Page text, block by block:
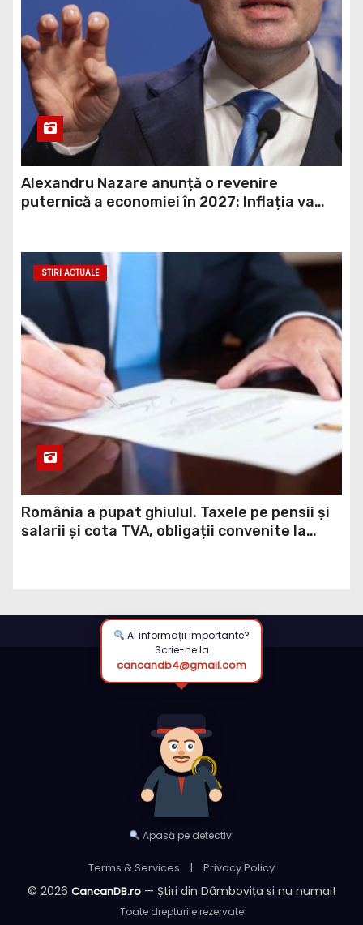
Alexandru Nazare anunță o revenire
puternică a economiei în 2027: Inflația va
STIRI ACTUALE
România a pupat ghiulul. Taxele pe pensii și
salarii și cota TVA, obligații convenite la
Ai informații importante?
Scrie-ne la
cancandb4@gmail.com
Apasă pe detectiv!
Terms & Services | Privacy Policy
© 2026 CancanDB.ro — Știri din Dâmbovița si nu numai!
Toate drepturile rezervate